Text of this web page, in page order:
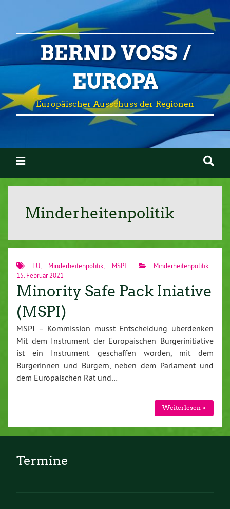
BERND VOSS /
EUROPA
Europäischer Ausschuss der Regionen
Minderheitenpolitik
EU, Minderheitenpolitik, MSPI
Minderheitenpolitik
15. Februar 2021
Minority Safe Pack Iniative
(MSPI)
MSPI – Kommission musst Entscheidung überdenken
Mit dem Instrument der Europäischen Bürgerinitiative
ist ein Instrument geschaffen worden, mit dem
Bürgerinnen und Bürgern, neben dem Parlament und
dem Europäischen Rat und…
Weiterlesen »
Termine